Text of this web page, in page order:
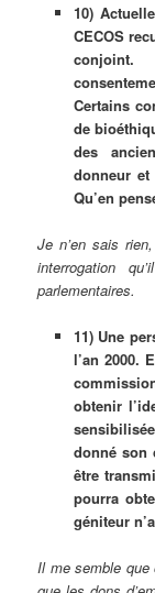
10)
CECOS
conjoint.
Certains
de
des
donneur
Qu’en
Je n’en sais
interrogation
parlementaires.
11) Une
l’an 2000.
obtenir
donné son
être
pourra
géniteur
Il me semble que